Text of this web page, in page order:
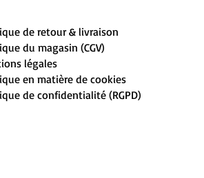
de retour & livraison
du magasin (CGV)
légales
en matière de cookies
de confidentialité (RGPD)